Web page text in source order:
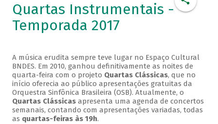
Quartas Instrumentais -
Temporada 2017
A música erudita sempre teve lugar no Espaço Cultural
BNDES. Em 2010, ganhou definitivamente as noites de
quarta-feira com o projeto Quartas Clássicas, que no
início oferecia ao público apresentações gratuitas da
Orquestra Sinfônica Brasileira (OSB). Atualmente, o
Quartas Clássicasapresenta uma agenda de concertos
semanais, contando com apresentações variadas, todas
as quartas-feiras às 19h.